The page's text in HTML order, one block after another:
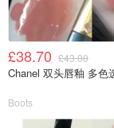
£38.70 £43.00
Chanel 双头唇釉 多色
Boots